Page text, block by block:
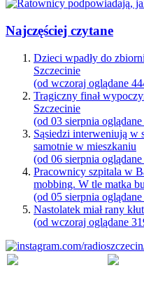
Najczęściej czytane
Dzieci wpadły do
Szczecinie
(od wczoraj oglądane
Tragiczny finał
Szczecinie
(od 03 sierpnia
Sąsiedzi interweniują w
samotnie w mieszkaniu
(od 06 sierpnia
Pracownicy szpitala w
mobbing. W tle matka
(od 05 sierpnia
Nastolatek miał rany
(od wczoraj oglądane